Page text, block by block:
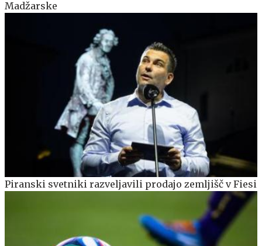
Madžarske
Piranski svetniki razveljavili prodajo zemljišč v Fiesi